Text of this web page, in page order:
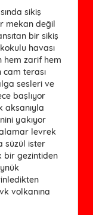
sikiş
mekan değil
bir sikiş
havası
hem zarif hem
cam terası
sesleri ve
başlıyor
aksanıyla
yakıyor
levrek
süzül ister
bir gezintiden
volkanına